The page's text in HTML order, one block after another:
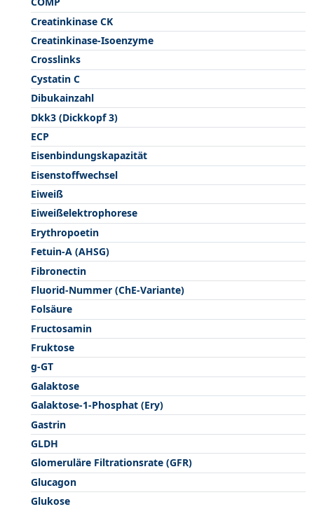
Creatinkinase CK
Creatinkinase-Isoenzyme
Crosslinks
Cystatin C
Dibukainzahl
Dkk3 (Dickkopf 3)
ECP
Eisenbindungskapazität
Eisenstoffwechsel
Eiweiß
Eiweißelektrophorese
Erythropoetin
Fetuin-A (AHSG)
Fibronectin
Fluorid-Nummer (ChE-Variante)
Folsäure
Fructosamin
Fruktose
g-GT
Galaktose
Galaktose-1-Phosphat (Ery)
Gastrin
GLDH
Glomeruläre Filtrationsrate (GFR)
Glucagon
Glukose